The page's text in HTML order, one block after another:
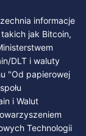
informacje
jak Bitcoin,
DLT i waluty
"Od papierowej
i Walut
Technologii